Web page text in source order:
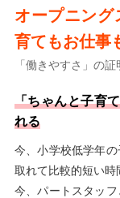
オープニン
育てもお仕事
「働きやすさ」の
「ちゃんと子育
れる
今、小学校低学年
取れて比較的短い時
今、パートスタッ